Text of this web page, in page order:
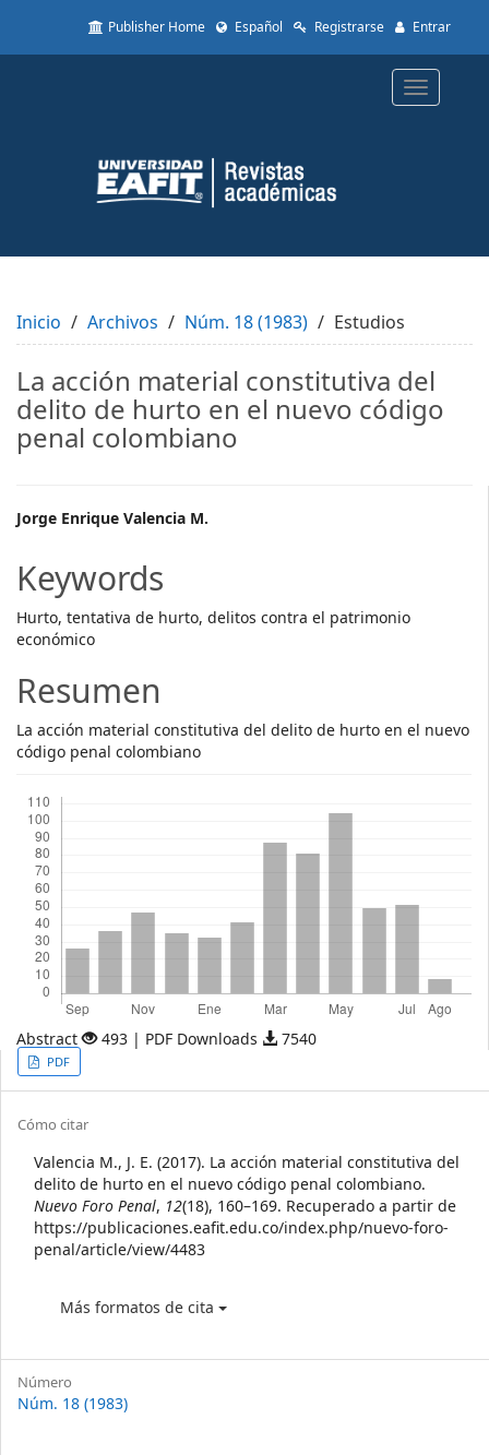
to
Content
Sidebar
Publisher Home Español Registrarse Entrar
Toggle
Inicio Archivos Núm. 18 (1983) Estudios
La acción material constitutiva del
delito de hurto en el nuevo código
penal colombiano
Main
Article
Content
Jorge Enrique Valencia M.
Keywords
Hurto, tentativa de hurto, delitos contra el patrimonio
económico
Resumen
La acción material constitutiva del delito de hurto en el nuevo
código penal colombiano
Abstract 493 | PDF Downloads 7540
Article
Sidebar
PDF
Article
Details
Cómo citar
Valencia M., J. E. (2017). La acción material constitutiva del
delito de hurto en el nuevo código penal colombiano.
Nuevo Foro Penal, 12(18), 160–169. Recuperado a partir de
https://publicaciones.eafit.edu.co/index.php/nuevo-foro-
penal/article/view/4483
Más formatos de cita
Número
Núm. 18 (1983)